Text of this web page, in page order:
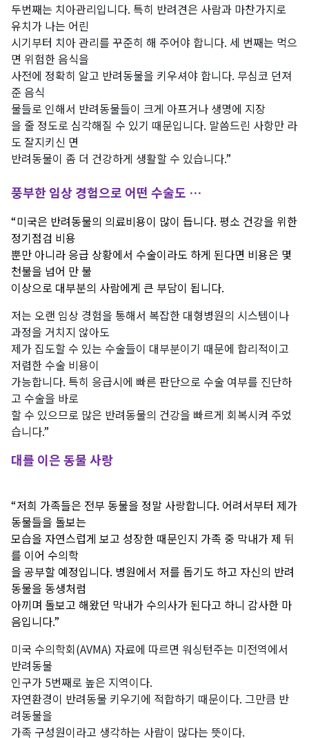
두번째는 치아관리입니다. 특히 반려견은 사람과 마찬가지로
유치가 나는 어린
시기부터 치아 관리를 꾸준히 해 주어야 합니다. 세 번째는 먹으
면 위험한 음식을
사전에 정확히 알고 반려동물을 키우셔야 합니다. 무심코 던져
준 음식
물들로 인해서 반려동물들이 크게 아프거나 생명에 지장
을 줄 정도로 심각해질 수 있기 때문입니다. 말씀드린 사항만 라
도 잘지키신 면
반려동물이 좀 더 건강하게 생활할 수 있습니다.”
풍부한 임상 경험으로 어떤 수술도 …
“미국은 반려동물의 의료비용이 많이 듭니다. 평소 건강을 위한
정기점검 비용
뿐만 아니라 응급 상황에서 수술이라도 하게 된다면 비용은 몇
천불을 넘어 만 불
이상으로 대부분의 사람에게 큰 부담이 됩니다.
저는 오랜 임상 경험을 통해서 복잡한 대형병원의 시스템이나
과정을 거치지 않아도
제가 집도할 수 있는 수술들이 대부분이기 때문에 합리적이고
저렴한 수술 비용이
가능합니다. 특히 응급시에 빠른 판단으로 수술 여부를 진단하
고 수술을 바로
할 수 있으므로 많은 반려동물의 건강을 빠르게 회복시켜 주었
습니다.”
대를 이은 동물 사랑
“저희 가족들은 전부 동물을 정말 사랑합니다. 어려서부터 제가
동물들을 돌보는
모습을 자연스럽게 보고 성장한 때문인지 가족 중 막내가 제 뒤
를 이어 수의학
을 공부할 예정입니다. 병원에서 저를 돕기도 하고 자신의 반려
동물을 동생처럼
아끼며 돌보고 해왔던 막내가 수의사가 된다고 하니 감사한 마
음입니다.”
미국 수의학회(AVMA) 자료에 따르면 워싱턴주는 미전역에서
반려동물
인구가 5번째로 높은 지역이다.
자연환경이 반려동물 키우기에 적합하기 때문이다. 그만큼 반
려동물을
가족 구성원이라고 생각하는 사람이 많다는 뜻이다.